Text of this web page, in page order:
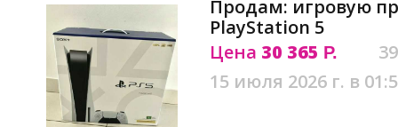
Продам: игровую
PlayStation 5
Цена 30 365 Р.
15 июля 2026 г. в